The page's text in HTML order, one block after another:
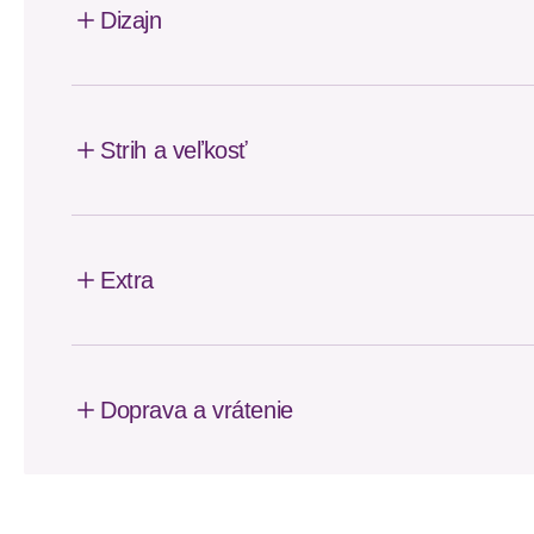
Dizajn
Strih a veľkosť
Extra
Doprava a vrátenie